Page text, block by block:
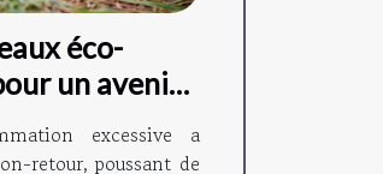
éco-
un avenir
excessive a
retour, poussant de